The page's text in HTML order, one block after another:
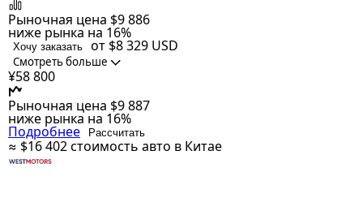
Рыночная цена $9 886
ниже рынка на 16%
Хочу заказать от $8 329 USD
Смотреть больше
¥58 800
Рыночная цена $9 887
ниже рынка на 16%
Подробнее Рассчитать
≈ $16 402стоимость авто в Китае